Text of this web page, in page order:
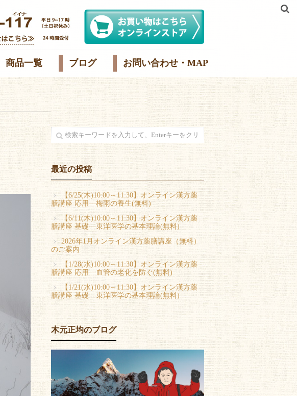
商品一覧 ブログ お問い合わせ・MAP
最近の投稿
【6/25(木)10:00～11:30】オンライン漢方薬
膳講座 応用―梅雨の養生(無料)
【6/11(木)10:00～11:30】オンライン漢方薬
膳講座 基礎―東洋医学の基本理論(無料)
2026年1月オンライン漢方薬膳講座（無料）
のご案内
【1/28(水)10:00～11:30】オンライン漢方薬
膳講座 応用―血管の老化を防ぐ(無料)
【1/21(水)10:00～11:30】オンライン漢方薬
膳講座 基礎―東洋医学の基本理論(無料)
木元正均のブログ